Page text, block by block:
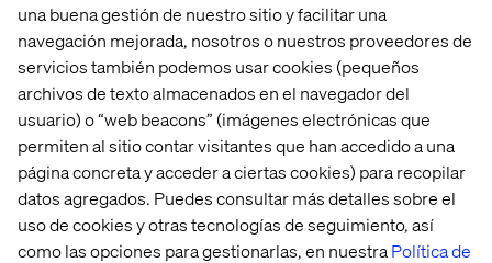
una buena gestión de nuestro sitio y facilitar una
navegación mejorada, nosotros o nuestros proveedores de
servicios también podemos usar cookies (pequeños
archivos de texto almacenados en el navegador del
usuario) o “web beacons” (imágenes electrónicas que
permiten al sitio contar visitantes que han accedido a una
página concreta y acceder a ciertas cookies) para recopilar
datos agregados. Puedes consultar más detalles sobre el
uso de cookies y otras tecnologías de seguimiento, así
como las opciones para gestionarlas, en nuestraPolítica de
Home
Acerca de
Oficinas
Quiénes somos
Aviso de Privacidad